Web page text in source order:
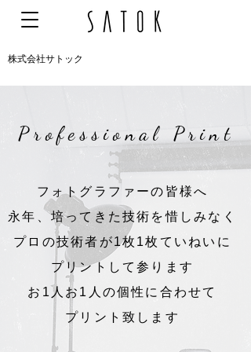
株式会社サトック
Professional Print
フォトグラファーの皆様へ
永年、培ってきた技術を惜しみなく
プロの技術者が1枚1枚ていねいに
プリントして参ります
​お1人お1人の個性に合わせて
プリント致します